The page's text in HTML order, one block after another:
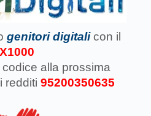
genitori digitali con il
alla prossima
redditi 95200350635